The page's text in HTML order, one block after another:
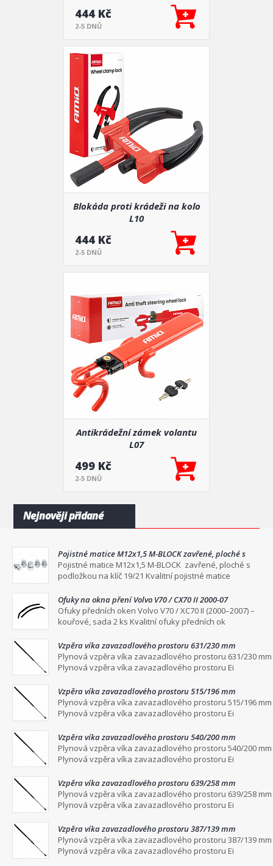
444 Kč
2-5 DNŮ
Blokáda proti krádeži na kolo
L10
444 Kč
2-5 DNŮ
Antikrádežní zámek volantu
L07
499 Kč
2-5 DNŮ
Nejnověji přidané
Pojistné matice M12x1,5 M-BLOCK zavřené, ploché s
podložkou na klíč 19/21
Pojistné matice M12x1,5 M-BLOCK zavřené, ploché s
podložkou na klíč 19/21 Kvalitní pojistné matice
Ofuky na okna pření Volvo V70 / CX70 II 2000-07
Ofuky předních oken Volvo V70 / XC70 II (2000–2007) –
kouřové, sada 2 ks Kvalitní ofuky předních ok
Vzpěra víka zavazadlového prostoru 631/230 mm
Plynová vzpěra víka zavazadlového prostoru 631/230 mm
Plynová vzpěra víka zavazadlového prostoru Ei
Vzpěra víka zavazadlového prostoru 515/196 mm
Plynová vzpěra víka zavazadlového prostoru 515/196 mm
Plynová vzpěra víka zavazadlového prostoru Ei
Vzpěra víka zavazadlového prostoru 540/200 mm
Plynová vzpěra víka zavazadlového prostoru 540/200 mm
Plynová vzpěra víka zavazadlového prostoru Ei
Vzpěra víka zavazadlového prostoru 639/258 mm
Plynová vzpěra víka zavazadlového prostoru 639/258 mm
Plynová vzpěra víka zavazadlového prostoru Ei
Vzpěra víka zavazadlového prostoru 387/139 mm
Plynová vzpěra víka zavazadlového prostoru 387/139 mm
Plynová vzpěra víka zavazadlového prostoru Ei